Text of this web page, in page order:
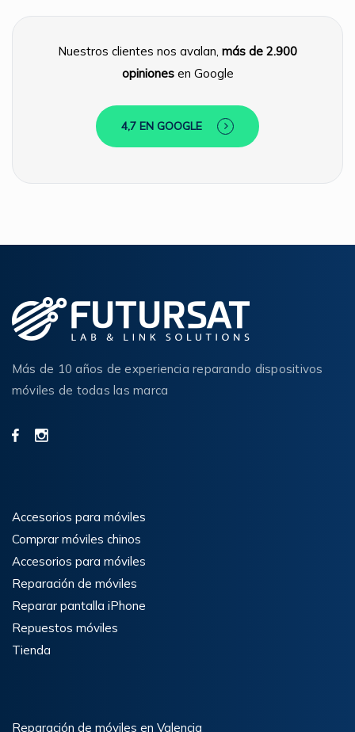
Nuestros clientes nos avalan, más de 2.900
opinionesen Google
4,7 EN GOOGLE
Más de 10 años de experiencia reparando dispositivos
móviles de todas las marca
Accesorios para móviles
Comprar móviles chinos
Accesorios para móviles
Reparación de móviles
Reparar pantalla iPhone
Repuestos móviles
Tienda
Reparación de móviles en Valencia